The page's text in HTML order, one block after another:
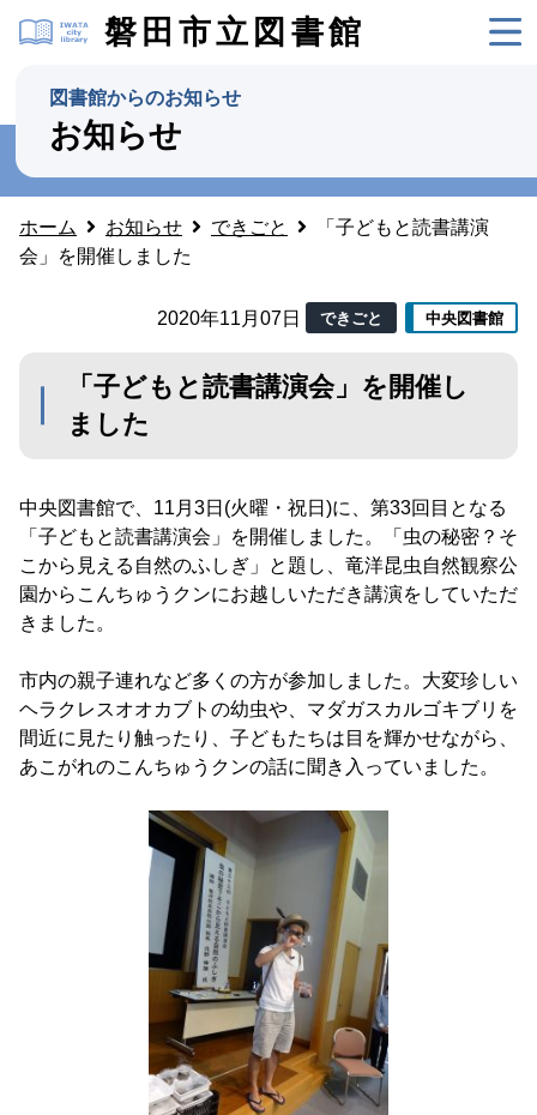
磐田市立図書館
図書館からのお知らせ
お知らせ
ホーム お知らせ できごと
「子どもと読書講演
会」を開催しました
2020年11月07日 できごと 中央図書館
「子どもと読書講演会」を開催し
ました
中央図書館で、11月3日(火曜・祝日)に、第33回目となる
「子どもと読書講演会」を開催しました。「虫の秘密？そ
こから見える自然のふしぎ」と題し、竜洋昆虫自然観察公
園からこんちゅうクンにお越しいただき講演をしていただ
きました。
市内の親子連れなど多くの方が参加しました。大変珍しい
ヘラクレスオオカブトの幼虫や、マダガスカルゴキブリを
間近に見たり触ったり、子どもたちは目を輝かせながら、
あこがれのこんちゅうクンの話に聞き入っていました。